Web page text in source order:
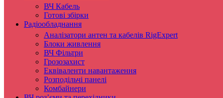
ВЧ Кабель
Готові збірки
Радіообладнання
Аналізатори антен та кабелів RigExpert
Блоки живлення
ВЧ Фільтри
Грозозахист
Еквіваленти навантаження
Розподільчі панелі
Комбайнери